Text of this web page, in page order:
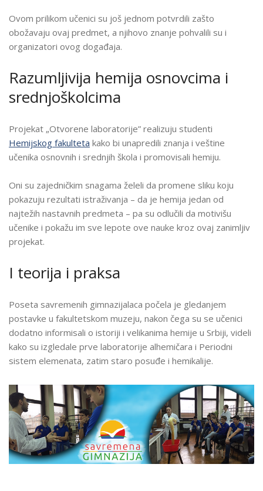
LABORATORIJI”
HEMIJSKOG
Ovom prilikom učenici su još jednom potvrdili zašto
obožavaju ovaj predmet, a njihovo znanje pohvalili su i
organizatori ovog događaja.
Razumljivija hemija osnovcima i
srednjoškolcima
Projekat „Otvorene laboratorije” realizuju studenti
Hemijskog fakulteta kako bi unapredili znanja i veštine
učenika osnovnih i srednjih škola i promovisali hemiju.
Oni su zajedničkim snagama želeli da promene sliku koju
pokazuju rezultati istraživanja – da je hemija jedan od
najtežih nastavnih predmeta – pa su odlučili da motivišu
učenike i pokažu im sve lepote ove nauke kroz ovaj zanimljiv
projekat.
I teorija i praksa
Poseta savremenih gimnazijalaca počela je gledanjem
postavke u fakultetskom muzeju, nakon čega su se učenici
dodatno informisali o istoriji i velikanima hemije u Srbiji, videli
kako su izgledale prve laboratorije alhemičara i Periodni
sistem elemenata, zatim staro posuđe i hemikalije.